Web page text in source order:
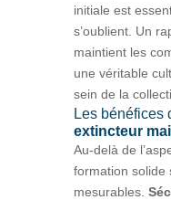
initiale est
s’oublient. Un
maintient les
une véritable
sein de la
Les bénéfices
extincteur
Au-delà de
formation solide
mesurables.